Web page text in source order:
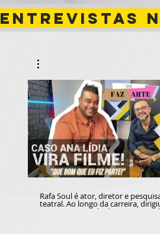
ENTREVISTAS
Rafa Soul é ator, diretor e
teatral. Ao longo da carreira,
atuou em espetáculos